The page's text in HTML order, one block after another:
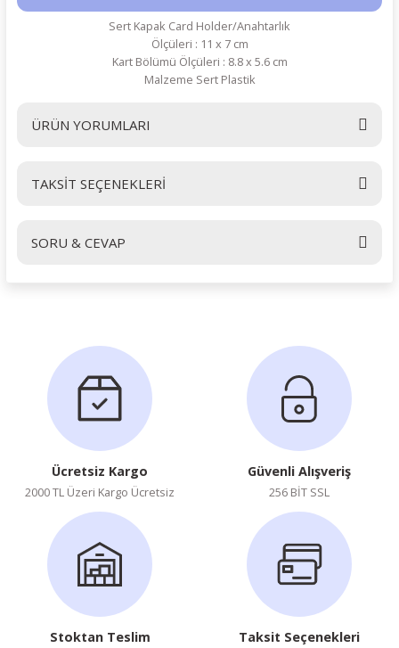
Sert Kapak Card Holder/Anahtarlık
Ölçüleri : 11 x 7 cm
Kart Bölümü Ölçüleri : 8.8 x 5.6 cm
Malzeme Sert Plastik
ÜRÜN YORUMLARI
Bu ürüne ilk yorumu siz yapın!
TAKSİT SEÇENEKLERİ
SORU & CEVAP
Ücretsiz Kargo
2000 TL Üzeri Kargo Ücretsiz
Güvenli Alışveriş
256 BİT SSL
Stoktan Teslim Taksit Seçenekleri